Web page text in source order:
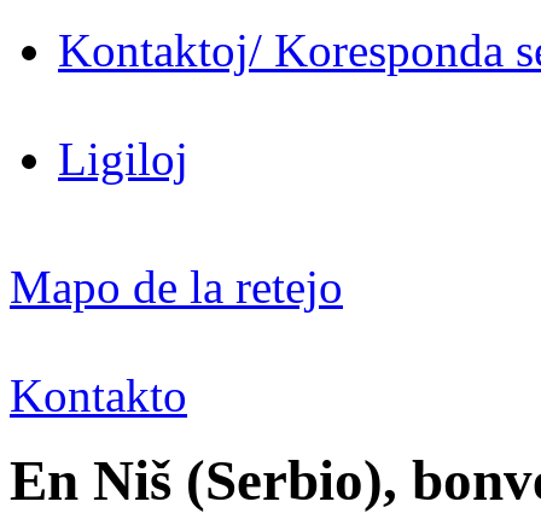
Kontaktoj/ Koresponda
Ligiloj
Mapo de la retejo
Kontakto
En Niš (Serbio),